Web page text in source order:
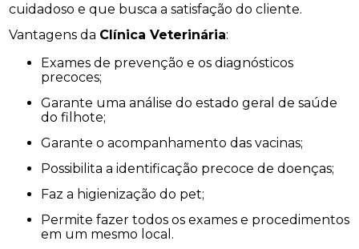
cuidadoso e que busca a satisfação do cliente.
Vantagens da Clínica Veterinária:
Exames de prevenção e os diagnósticos
precoces;
Garante uma análise do estado geral de saúde
do filhote;
Garante o acompanhamento das vacinas;
Possibilita a identificação precoce de doenças;
Faz a higienização do pet;
Permite fazer todos os exames e procedimentos
em um mesmo local.